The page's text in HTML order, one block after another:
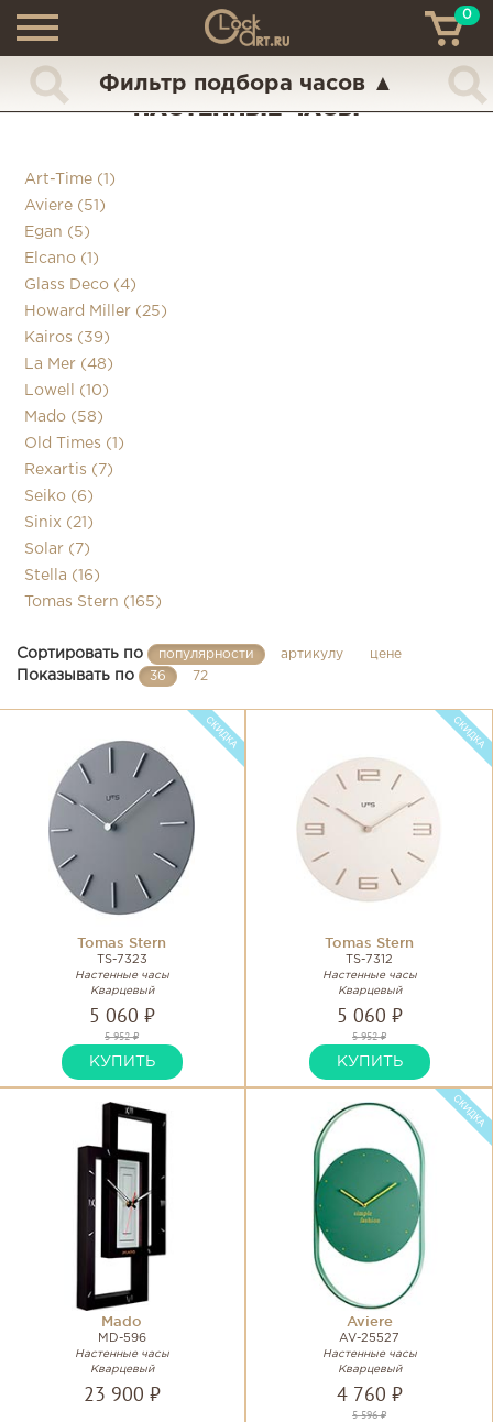
+7 (925) 517-68-49
ТН
0
Фильтр подбора часов ▲
НАСТЕННЫЕ ЧАСЫ
Art-Time (1)
Aviere (51)
Egan (5)
Elcano (1)
Glass Deco (4)
Howard Miller (25)
Kairos (39)
La Mer (48)
Lowell (10)
Mado (58)
Old Times (1)
Rexartis (7)
Seiko (6)
Sinix (21)
Solar (7)
Stella (16)
Tomas Stern (165)
Сортировать по популярности артикулу цене
Показывать по 36 72
Tomas Stern
TS-7323
Настенные часы
Кварцевый
5 060 ₽
5 952 ₽
КУПИТЬ
Tomas Stern
TS-7312
Настенные часы
Кварцевый
5 060 ₽
5 952 ₽
КУПИТЬ
Mado
MD-596
Настенные часы
Кварцевый
23 900 ₽
Aviere
AV-25527
Настенные часы
Кварцевый
4 760 ₽
5 596 ₽